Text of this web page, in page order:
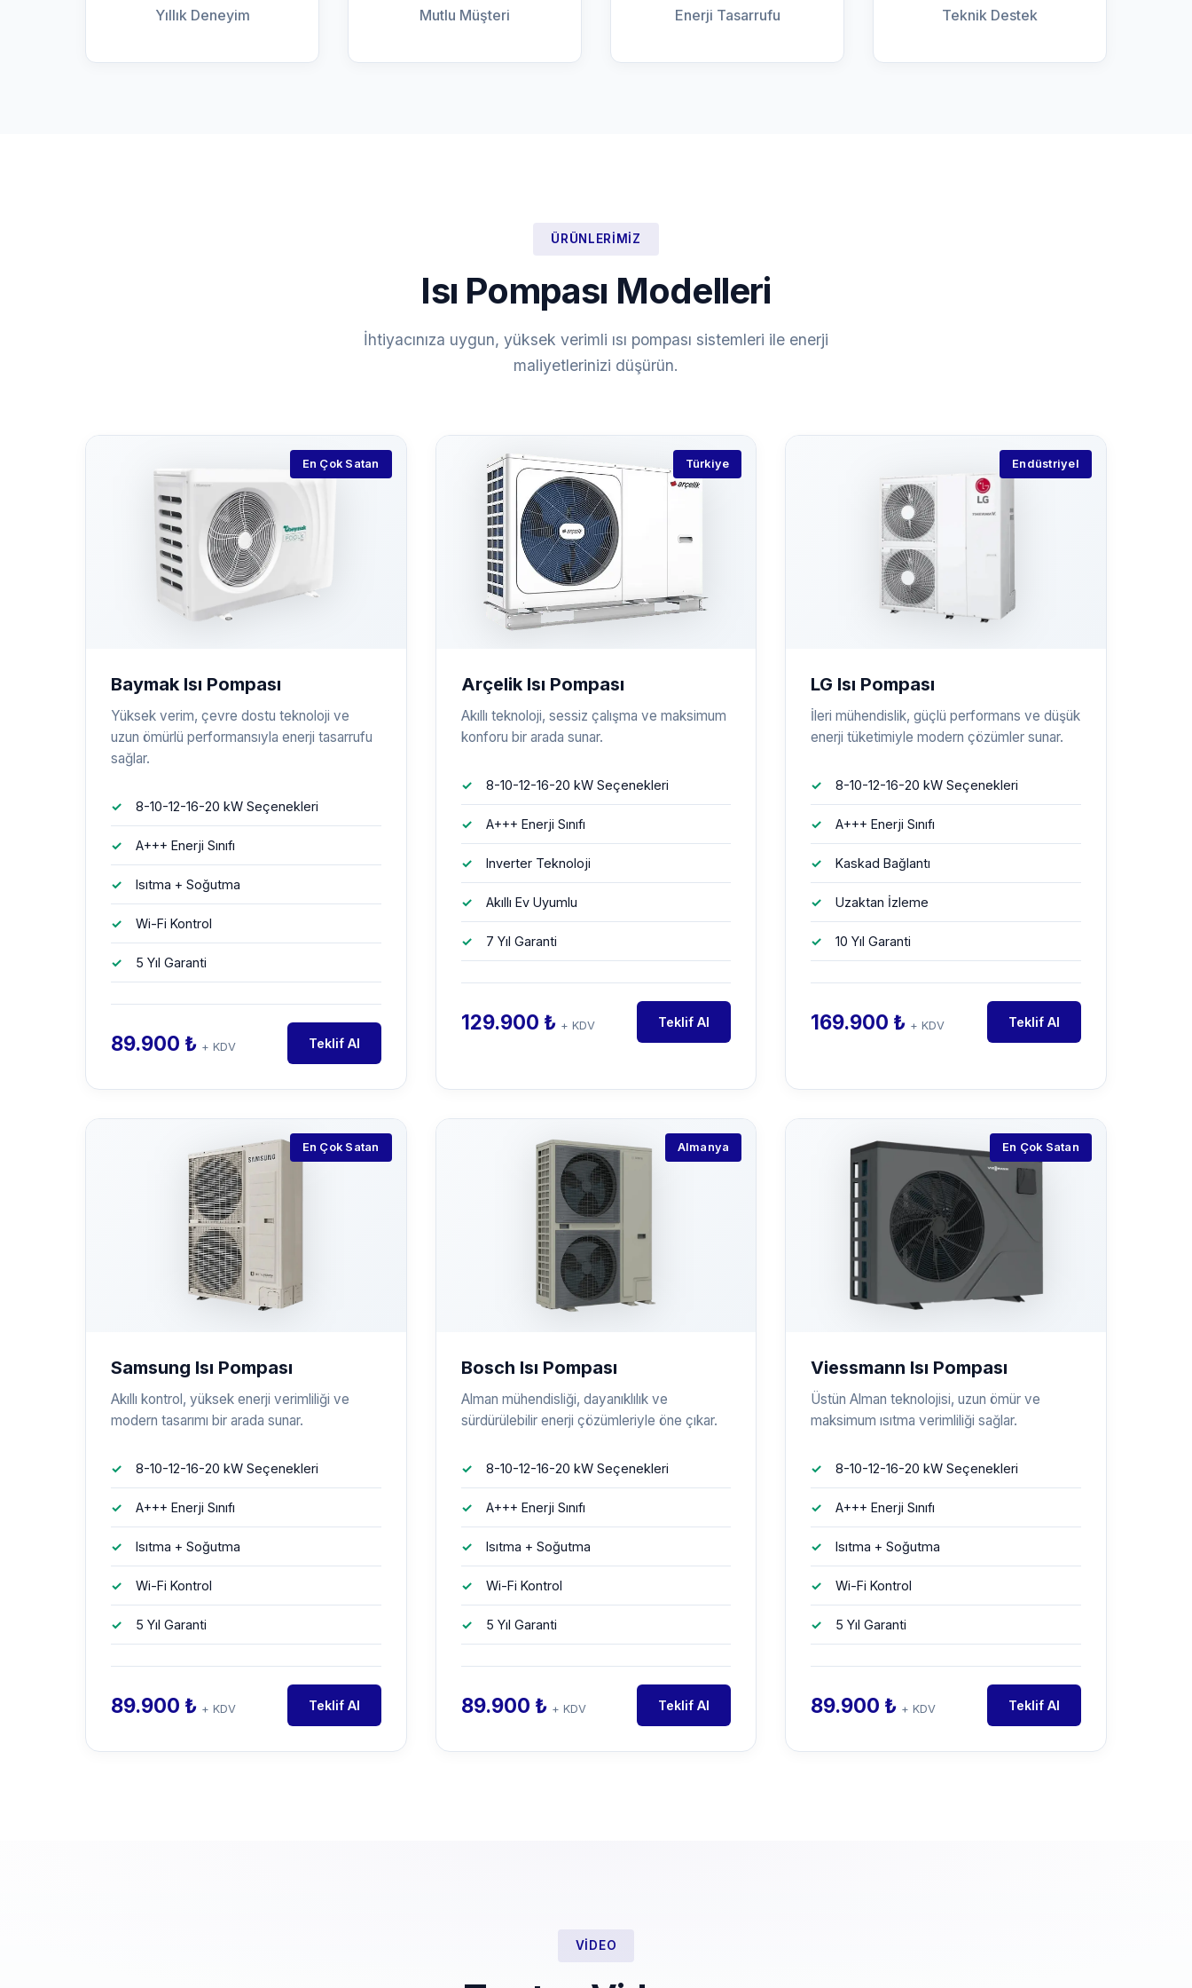
Yıllık Deneyim Mutlu Müşteri Enerji Tasarrufu Teknik Destek
ÜRÜNLERIMIZ
Isı Pompası Modelleri
İhtiyacınıza uygun, yüksek verimli ısı pompası sistemleri ile enerji
maliyetlerinizi düşürün.
En Çok Satan
Baymak Isı Pompası
Yüksek verim, çevre dostu teknoloji ve
uzun ömürlü performansıyla enerji tasarrufu
sağlar.
8-10-12-16-20 kW Seçenekleri
A+++ Enerji Sınıfı
Isıtma + Soğutma
Wi-Fi Kontrol
5 Yıl Garanti
89.900 ₺ + KDV Teklif Al
Türkiye
Arçelik Isı Pompası
Akıllı teknoloji, sessiz çalışma ve maksimum
konforu bir arada sunar.
8-10-12-16-20 kW Seçenekleri
A+++ Enerji Sınıfı
Inverter Teknoloji
Akıllı Ev Uyumlu
7 Yıl Garanti
129.900 ₺ + KDV Teklif Al
Endüstriyel
LG Isı Pompası
İleri mühendislik, güçlü performans ve düşük
enerji tüketimiyle modern çözümler sunar.
8-10-12-16-20 kW Seçenekleri
A+++ Enerji Sınıfı
Kaskad Bağlantı
Uzaktan İzleme
10 Yıl Garanti
169.900 ₺ + KDV Teklif Al
En Çok Satan
Samsung Isı Pompası
Akıllı kontrol, yüksek enerji verimliliği ve
modern tasarımı bir arada sunar.
8-10-12-16-20 kW Seçenekleri
A+++ Enerji Sınıfı
Isıtma + Soğutma
Wi-Fi Kontrol
5 Yıl Garanti
89.900 ₺ + KDV Teklif Al
Almanya
Bosch Isı Pompası
Alman mühendisliği, dayanıklılık ve
sürdürülebilir enerji çözümleriyle öne çıkar.
8-10-12-16-20 kW Seçenekleri
A+++ Enerji Sınıfı
Isıtma + Soğutma
Wi-Fi Kontrol
5 Yıl Garanti
89.900 ₺ + KDV Teklif Al
En Çok Satan
Viessmann Isı Pompası
Üstün Alman teknolojisi, uzun ömür ve
maksimum ısıtma verimliliği sağlar.
8-10-12-16-20 kW Seçenekleri
A+++ Enerji Sınıfı
Isıtma + Soğutma
Wi-Fi Kontrol
5 Yıl Garanti
89.900 ₺ + KDV Teklif Al
VIDEO